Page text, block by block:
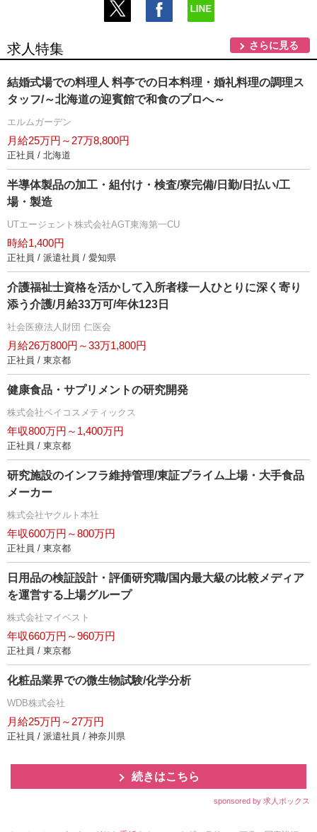
求人特集 さらに見る
結婚式場での料理人 料亭での日本料理・婚礼料理の調理ス
タッフ/～北海道の迎賓館で和食のプロへ～
エルムガーデン
月給25万円～27万8,800円
正社員 / 北海道
半導体製品の加工・組付け・検査/寮完備/日勤/日払い/工
場・製造
UTエージェント株式会社AGT東海第一CU
時給1,400円
正社員 / 派遣社員 / 愛知県
介護福祉士資格を活かして入所者様一人ひとりに深く寄り
添う介護/月給33万可/年休123日
社会医療法人財団 仁医会
月給26万800円～33万1,800円
正社員 / 東京都
健康食品・サプリメントの研究開発
株式会社ベイコスメティックス
年収800万円～1,400万円
正社員 / 東京都
研究施設のインフラ維持管理/東証プライム上場・大手食品
メーカー
株式会社ヤクルト本社
年収600万円～800万円
正社員 / 東京都
日用品の検証設計・評価研究職/国内最大級の比較メディア
を運営する上場グループ
株式会社マイベスト
年収660万円～960万円
正社員 / 東京都
化粧品業界での微生物試験/化学分析
WDB株式会社
月給25万円～27万円
正社員 / 派遣社員 / 神奈川県
続きはこちら
sponsored by 求人ボックス